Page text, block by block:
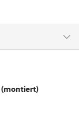
(montiert)